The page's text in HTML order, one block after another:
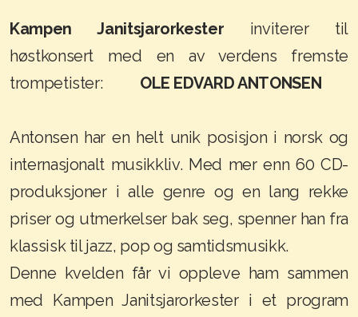
Kampen Janitsjarorkester inviterer til
høstkonsert med en av verdens fremste
trompetister: OLE EDVARD ANTONSEN
Antonsen har en helt unik posisjon i norsk og
internasjonalt musikkliv. Med mer enn 60 CD-
produksjoner i alle genre og en lang rekke
priser og utmerkelser bak seg, spenner han fra
klassisk til jazz, pop og samtidsmusikk.
Denne kvelden får vi oppleve ham sammen
med Kampen Janitsjarorkester i et program